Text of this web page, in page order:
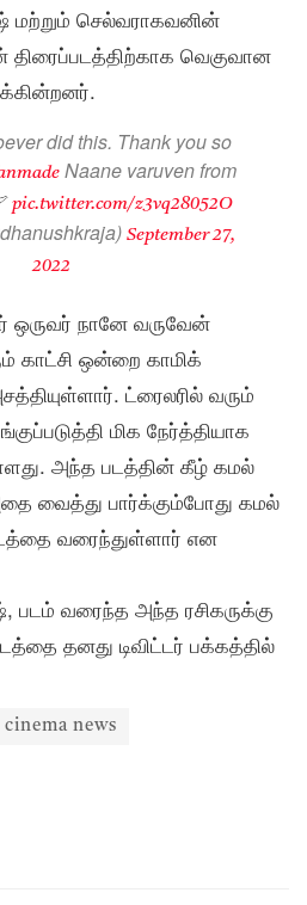
மற்றும் செல்வராகவனின்
திரைப்படத்திற்காக வெகுவான
did this. Thank you so
Naane varuven from
pic.twitter.com/z3vq28052O
September 27,
2022
ஒருவர் நானே வருவேன்
காட்சி ஒன்றை காமிக்
ட்ரைலரில் வரும்
மிக நேர்த்தியாக
அந்த படத்தின் கீழ் கமல்
வைத்து பார்க்கும்போது கமல்
வரைந்துள்ளார் என
வரைந்த அந்த ரசிகருக்கு
தனது டிவிட்டர் பக்கத்தில்
news